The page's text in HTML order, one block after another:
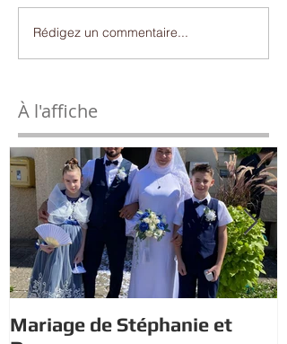
Rédigez un commentaire...
À l'affiche
Mariage de Stéphanie et